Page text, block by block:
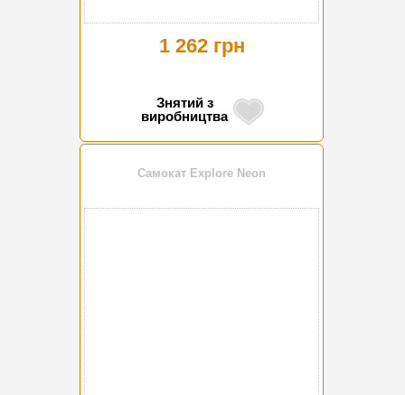
1 262 грн
Знятий з
виробництва
Самокат Explore Neon